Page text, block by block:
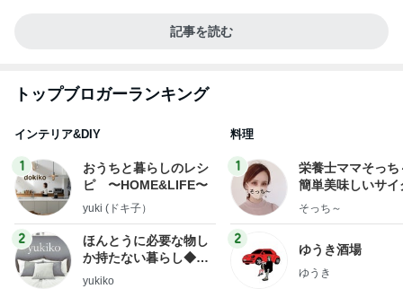
記事を読む
トップブロガーランキング
インテリア&DIY
1
おうちと暮らしのレシ
ピ 〜HOME&LIFE〜
yuki (ドキ子）
2
ほんとうに必要な物し
か持たない暮らし◆Ke
ep Life Simple◆〜イ
yukiko
料理
1
栄養士ママそっち
簡単美味しいサイ
献立
そっち～
2
ゆうき酒場
ゆうき